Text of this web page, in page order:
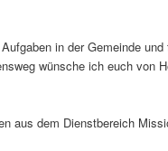
in der Gemeinde und
wünsche ich euch von
aus dem Dienstbereich